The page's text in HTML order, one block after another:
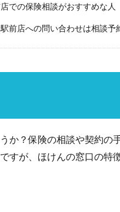
での保険相談がおすすめな人
前店への問い合わせは相談予
か？保険の相談や契約の
すが、ほけんの窓口の特